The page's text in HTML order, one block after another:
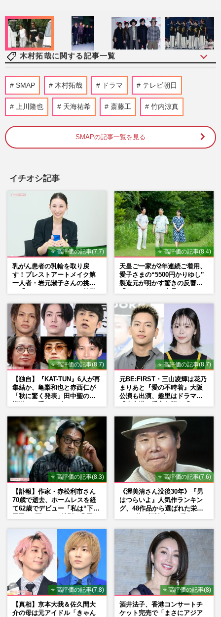
木村拓哉に関する記事一覧
《バレーボール日本代表》木村拓哉の長
女・Cocomiも私物公開で熱狂！「グッズ
は30年前から」受け継がれてき…
週刊女性PRIME
《男子バレー日本代表》ネーションズリー
グ怒涛の10連勝で決勝T進出！グッズ“完
【平成編】《有名人の衝撃だった結婚
TOP5》ロス続出の福山雅治＆吹石一恵を
僅差で超えた1位は、おしどり夫…
週刊女性2026年7月7日・14日号 2026/7/6
《モヤるCMランキングTOP10》木村拓哉
の『吉野家』、山田孝之の『ヤクルト』を
抑えた1位は松本人志出演の『…
週刊女性2026年6月30日号
映画『マイケル』ロケットスタートで
〈100億円突破も期待〉…「邦高洋低」が
一転した映画界に起きている“…
週刊女性PRIME 2026/6/23
SMAP 木村拓哉 ドラマ テレビ朝日
上川隆也 天海祐希 斎藤工 竹内涼真
SMAPの記事一覧を見る
イチオシ記事
⭐ 高評価の記事(7.7)
乳がん患者の乳輪を取り戻
す！ブレストアートメイク第
一人者・岩元淑子さんの挑戦
⭐ 高評価の記事(8.4)
天皇ご一家が2年連続ご着用、
愛子さまの“5500円かりゆし”
製造元が明かす驚きの反響
⭐ 高評価の記事(8.7)
【独自】『KAT-TUN』6人が再
集結か、亀梨和也と赤西仁が
「秋に驚く発表」田中聖の刑
⭐ 高評価の記事(8.7)
元BE:FIRST・三山凌輝は花乃
まりあと『愛の不時着』大阪
公演も出演、趣里はドラマ
⭐ 高評価の記事(8.3)
【訃報】作家・赤松利市さん
70歳で逝去、ホームレスを経
て62歳でデビュー「私は“下級
⭐ 高評価の記事(7.6)
《渥美清さん没後30年》『男
はつらいよ』人気作ランキン
グ、48作品から選ばれた栄え
⭐ 高評価の記事(7.8)
【真相】京本大我＆佐久間大
介の母は元アイドル「きゃん
⭐ 高評価の記事(8)
酒井法子、香港コンサートチ
ケット完売で「まさにアジア